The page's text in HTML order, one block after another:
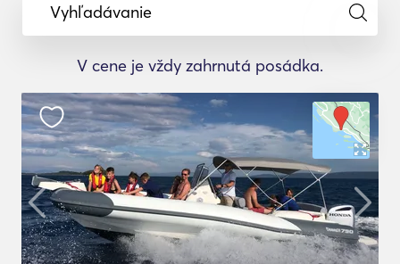
Vyhľadávanie
V cene je vždy zahrnutá posádka.